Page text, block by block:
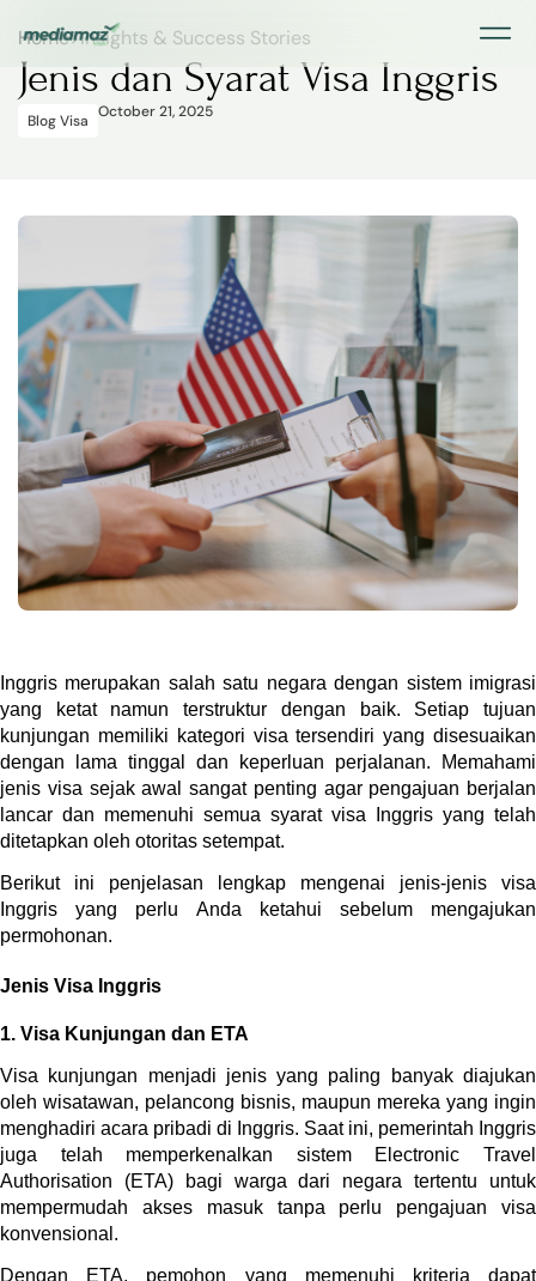
Home>Insights & Success Stories
Jenis dan Syarat Visa Inggris
Blog Visa October 21, 2025
Inggris merupakan salah satu negara dengan sistem imigrasi
yang ketat namun terstruktur dengan baik. Setiap tujuan
kunjungan memiliki kategori visa tersendiri yang disesuaikan
dengan lama tinggal dan keperluan perjalanan. Memahami
jenis visa sejak awal sangat penting agar pengajuan berjalan
lancar dan memenuhi semua syarat visa Inggris yang telah
ditetapkan oleh otoritas setempat.
Berikut ini penjelasan lengkap mengenai jenis-jenis visa
Inggris yang perlu Anda ketahui sebelum mengajukan
permohonan.
Jenis Visa Inggris
1. Visa Kunjungan dan ETA
Visa kunjungan menjadi jenis yang paling banyak diajukan
oleh wisatawan, pelancong bisnis, maupun mereka yang ingin
menghadiri acara pribadi di Inggris. Saat ini, pemerintah Inggris
juga telah memperkenalkan sistem Electronic Travel
Authorisation (ETA) bagi warga dari negara tertentu untuk
mempermudah akses masuk tanpa perlu pengajuan visa
konvensional.
Dengan ETA, pemohon yang memenuhi kriteria dapat